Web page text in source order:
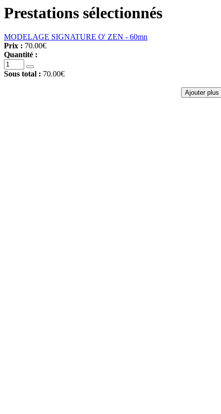
Prestations sélectionnés
MODELAGE SIGNATURE O' ZEN - 60mn
Prix : 70.00€
Quantité :
Sous total : 70.00€
Ajouter plus